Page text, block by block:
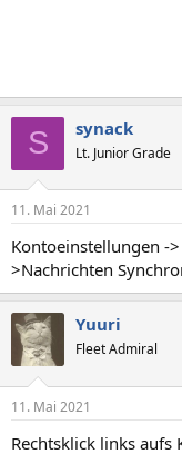
S synack
Lt. Junior Grade
11. Mai 2021
Kontoeinstellungen -
>Nachrichten
Yuuri
Fleet Admiral
11. Mai 2021
Rechtsklick links aufs